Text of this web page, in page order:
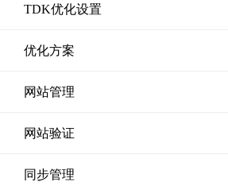
TDK优化设置
优化方案
网站管理
网站验证
同步管理